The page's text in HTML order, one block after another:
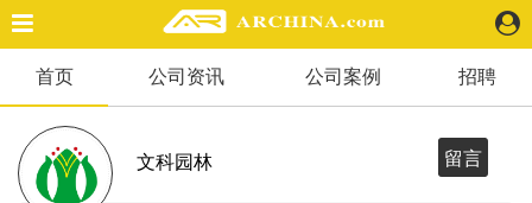
精选案例
建 筑
景 观
室 内
首页 公司资讯 公司案例 招聘
文科园林 留言